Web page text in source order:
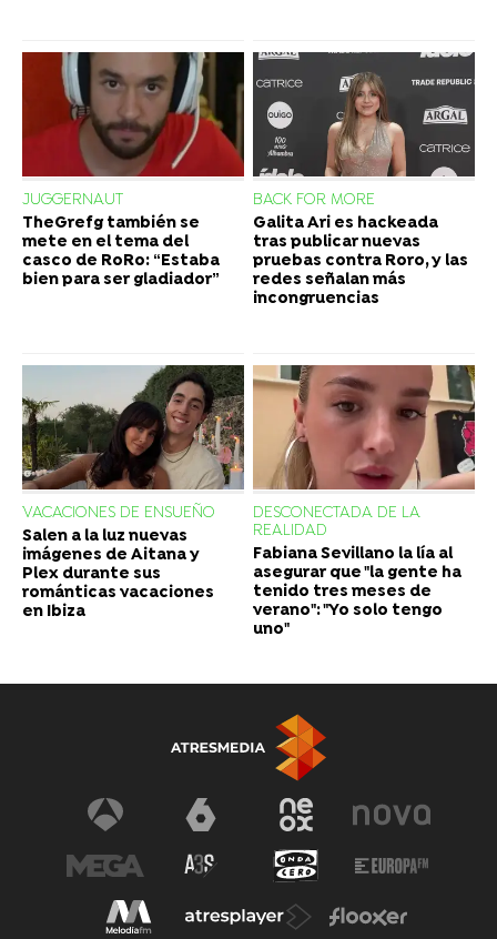
JUGGERNAUT
TheGrefg también se
mete en el tema del
casco de RoRo: “Estaba
bien para ser gladiador”
BACK FOR MORE
Galita Ari es hackeada
tras publicar nuevas
pruebas contra Roro, y las
redes señalan más
incongruencias
VACACIONES DE ENSUEÑO
Salen a la luz nuevas
imágenes de Aitana y
Plex durante sus
románticas vacaciones
en Ibiza
DESCONECTADA DE LA
REALIDAD
Fabiana Sevillano la lía al
asegurar que "la gente ha
tenido tres meses de
verano": "Yo solo tengo
uno"